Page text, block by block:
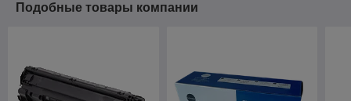
Подобные товары компании